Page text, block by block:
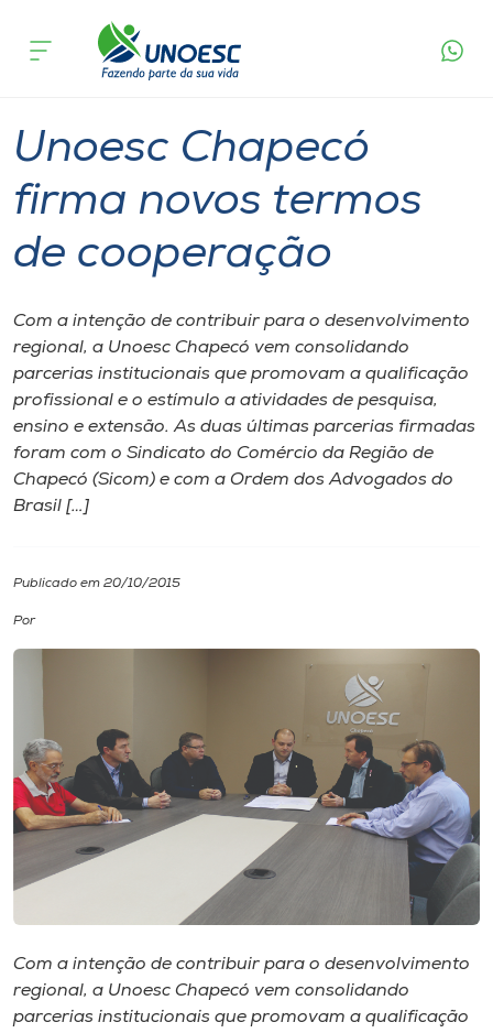
Cursos
Pesquisa
Atendimento ao Estudante
Portal de Ensino
A
Unoesc
Internacionalização
CPA
Biblioteca
Editora
Museu
acontece
Unoesc Chapecó
firma novos termos
de cooperação
Com a intenção de contribuir para o desenvolvimento
regional, a Unoesc Chapecó vem consolidando
parcerias institucionais que promovam a qualificação
profissional e o estímulo a atividades de pesquisa,
ensino e extensão. As duas últimas parcerias firmadas
foram com o Sindicato do Comércio da Região de
Chapecó (Sicom) e com a Ordem dos Advogados do
Brasil […]
Publicado em 20/10/2015
Por
Com a intenção de contribuir para o desenvolvimento
regional, a Unoesc Chapecó vem consolidando
parcerias institucionais que promovam a qualificação